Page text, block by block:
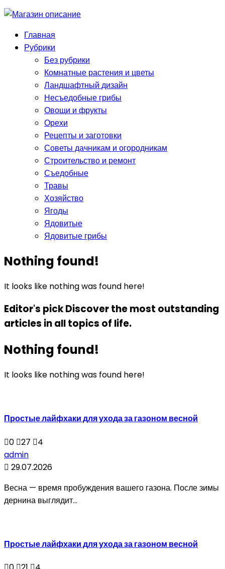
Главная
Рубрики
Без рубрики
Комнатные растения и цветы
Ландшафтный дизайн
Несъедобные грибы
Овощи и фрукты
Орехи
Рецепты и заготовки
Советы дачникам и огородникам
Строительство и ремонт
Съедобные
Травы
Хозяйство
Ягоды
Ядовитые
Ядовитые грибы
Nothing found!
It looks like nothing was found here!
Editor's pickDiscover the most outstanding
articles in all topics of life.
Nothing found!
It looks like nothing was found here!
Простые лайфхаки для ухода за газоном весной
0 27
4
admin
29.07.2026
Весна — время пробуждения вашего газона. После зимы
дернина выглядит...
Простые лайфхаки для ухода за газоном весной